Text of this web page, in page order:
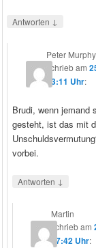
Antworten ↓
Peter Murphy
schriebam
23:11 Uhr:
Brudi, wenn jemand
gesteht, ist das mit
vorbei.
Antworten ↓
Martin
schriebam
07:42 Uhr: